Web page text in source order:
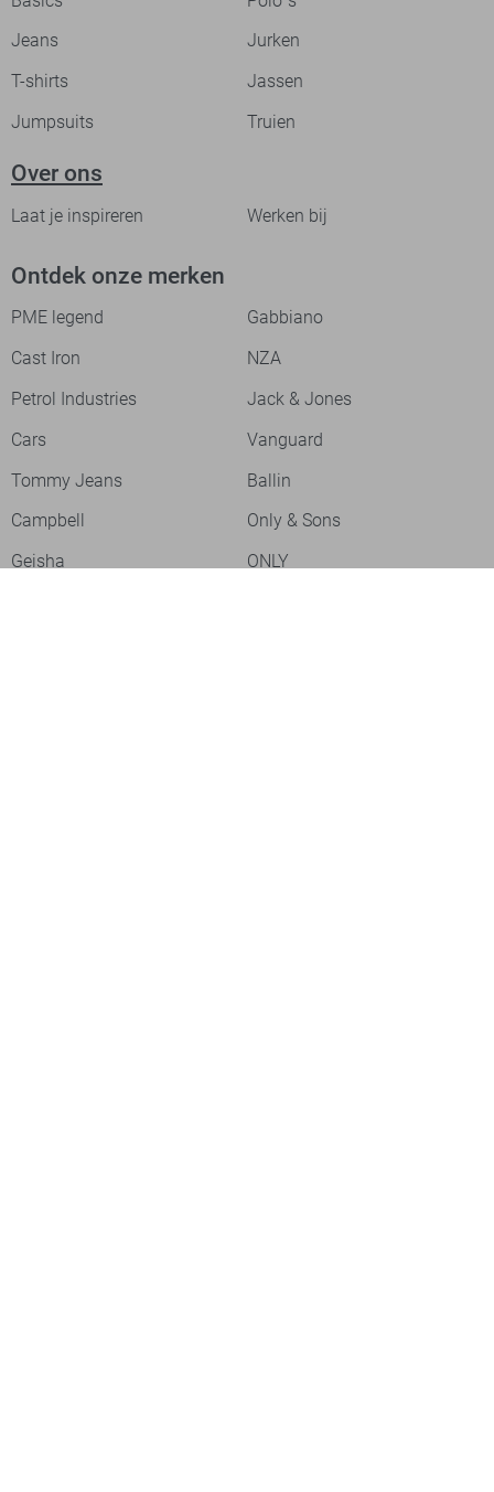
Jeans
Jurken
T-shirts
Jassen
Jumpsuits
Truien
Over ons
Laat je inspireren Werken bij
Ontdek onze merken
PME legend
Gabbiano
Cast Iron
NZA
Petrol Industries
Jack & Jones
Cars
Vanguard
Tommy Jeans
Ballin
Campbell
Only & Sons
Geisha
ONLY